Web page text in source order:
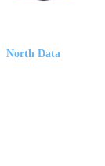
North Data